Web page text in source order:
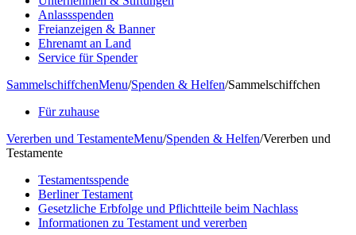
Anlassspenden
Freianzeigen & Banner
Ehrenamt an Land
Service für Spender
SammelschiffchenMenu/Spenden & Helfen/Sammelschiffchen
Für zuhause
Vererben und TestamenteMenu/Spenden & Helfen/Vererben und
Testamente
Testamentsspende
Berliner Testament
Gesetzliche Erbfolge und Pflichtteile beim Nachlass
Informationen zu Testament und vererben